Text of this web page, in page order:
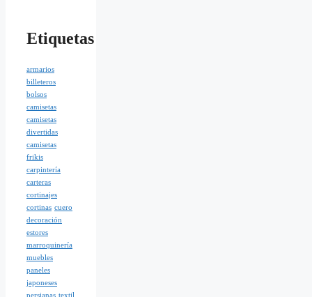
Etiquetas
armarios
billeteros
bolsos
camisetas
camisetas
divertidas
camisetas
frikis
carpintería
carteras
cortinajes
cortinas cuero
decoración
estores
marroquinería
muebles
paneles
japoneses
persianas textil